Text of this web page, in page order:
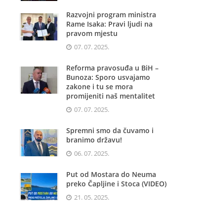
Razvojni program ministra
Rame Isaka: Pravi ljudi na
pravom mjestu
07. 07. 2025.
Reforma pravosuđa u BiH –
Bunoza: Sporo usvajamo
zakone i tu se mora
promijeniti naš mentalitet
07. 07. 2025.
Spremni smo da čuvamo i
branimo državu!
06. 07. 2025.
Put od Mostara do Neuma
preko Čapljine i Stoca (VIDEO)
21. 05. 2025.